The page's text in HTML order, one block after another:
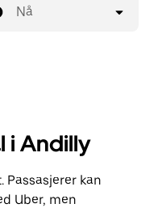
Nå
i Andilly
Passasjerer kan
Uber, men